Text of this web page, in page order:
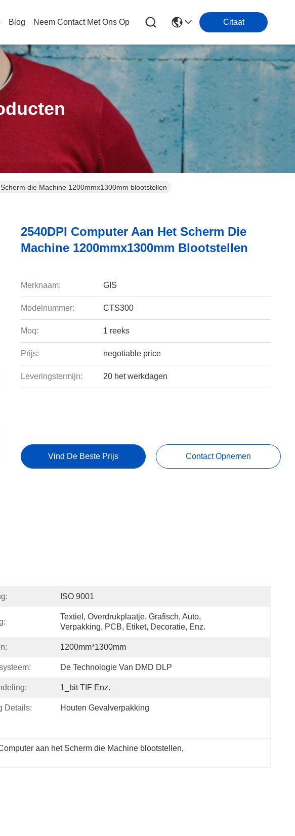
Blog Neem Contact Met Ons Op Citaat
die Machine 1200mmx1300mm blootstellen
2540DPI Computer Aan Het Scherm Die
Machine 1200mmx1300mm Blootstellen
Merknaam: GIS
Modelnummer: CTS300
Moq: 1 reeks
Prijs: negotiable price
Leveringstermijn: 20 het werkdagen
Vind De Beste Prijs Contact Opnemen
ISO 9001
Textiel, Overdrukplaatje, Grafisch, Auto,
Verpakking, PCB, Etiket, Decoratie, Enz.
1200mm*1300mm
De Technologie Van DMD DLP
1_bit TIF Enz.
Details: Houten Gevalverpakking
aan het Scherm die Machine blootstellen,